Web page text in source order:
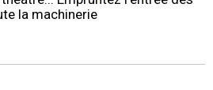
la machinerie